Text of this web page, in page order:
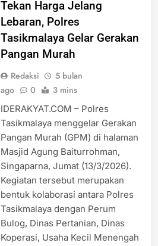
Tekan Harga Jelang
Lebaran, Polres
Tasikmalaya Gelar Gerakan
Pangan Murah
Redaksi
5 bulan
ago
0 3 mins
IDERAKYAT.COM – Polres
Tasikmalaya menggelar Gerakan
Pangan Murah (GPM) di halaman
Masjid Agung Baiturrohman,
Singaparna, Jumat (13/3/2026).
Kegiatan tersebut merupakan
bentuk kolaborasi antara Polres
Tasikmalaya dengan Perum
Bulog, Dinas Pertanian, Dinas
Koperasi, Usaha Kecil Menengah